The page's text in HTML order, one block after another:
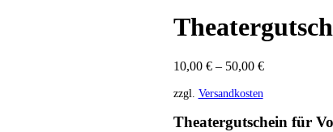
10,00 €– 50,00 €
zzgl. Versandkosten
Theatergutschein für